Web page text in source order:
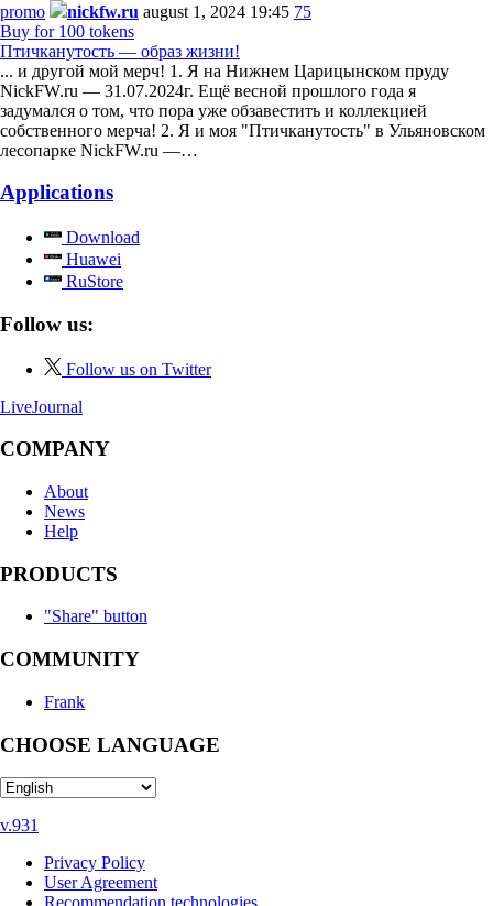
promo nickfw.ru august 1, 2024 19:45 75
Buy for 100 tokens
Птичканутость — образ жизни!
... и другой мой мерч! 1. Я на Нижнем Царицынском пруду
NickFW.ru — 31.07.2024г. Ещё весной прошлого года я
задумался о том, что пора уже обзавестить и коллекцией
собственного мерча! 2. Я и моя "Птичканутость" в Ульяновском
лесопарке NickFW.ru —…
Applications
Download
Huawei
RuStore
Follow us:
Follow us on Twitter
LiveJournal
COMPANY
About
News
Help
PRODUCTS
"Share" button
COMMUNITY
Frank
CHOOSE LANGUAGE
v.931
Privacy Policy
User Agreement